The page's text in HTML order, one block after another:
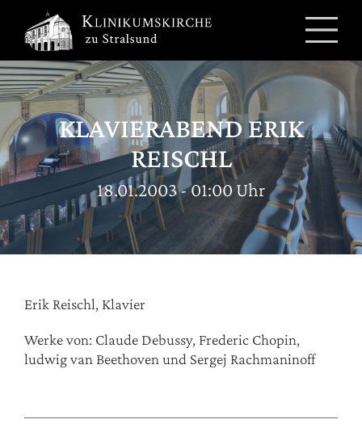
Inhalt
springen
KLAVIERABEND ERIK
REISCHL
18.01.2003 - 01:00 Uhr
Erik Reischl, Klavier
Werke von: Claude Debussy, Frederic Chopin,
ludwig van Beethoven und Sergej Rachmaninoff